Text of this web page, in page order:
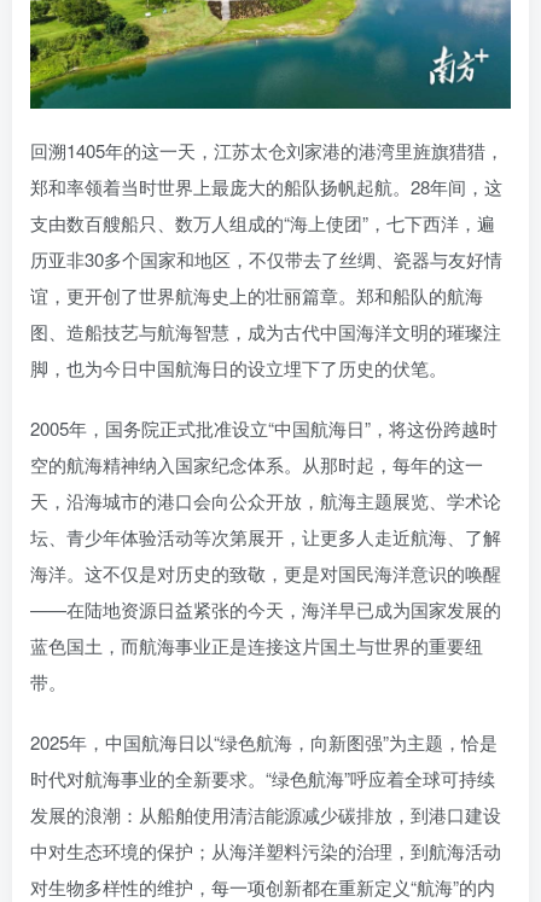
回溯1405年的这一天，江苏太仓刘家港的港湾里旌旗猎猎，
郑和率领着当时世界上最庞大的船队扬帆起航。28年间，这
支由数百艘船只、数万人组成的“海上使团”，七下西洋，遍
历亚非30多个国家和地区，不仅带去了丝绸、瓷器与友好情
谊，更开创了世界航海史上的壮丽篇章。郑和船队的航海
图、造船技艺与航海智慧，成为古代中国海洋文明的璀璨注
脚，也为今日中国航海日的设立埋下了历史的伏笔。
2005年，国务院正式批准设立“中国航海日”，将这份跨越时
空的航海精神纳入国家纪念体系。从那时起，每年的这一
天，沿海城市的港口会向公众开放，航海主题展览、学术论
坛、青少年体验活动等次第展开，让更多人走近航海、了解
海洋。这不仅是对历史的致敬，更是对国民海洋意识的唤醒
——在陆地资源日益紧张的今天，海洋早已成为国家发展的
蓝色国土，而航海事业正是连接这片国土与世界的重要纽
带。
2025年，中国航海日以“绿色航海，向新图强”为主题，恰是
时代对航海事业的全新要求。“绿色航海”呼应着全球可持续
发展的浪潮：从船舶使用清洁能源减少碳排放，到港口建设
中对生态环境的保护；从海洋塑料污染的治理，到航海活动
对生物多样性的维护，每一项创新都在重新定义“航海”的内